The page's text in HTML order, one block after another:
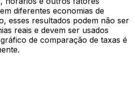
diferentes economias de
esses resultados podem não ser
reais e devem ser usados
de comparação de taxas é